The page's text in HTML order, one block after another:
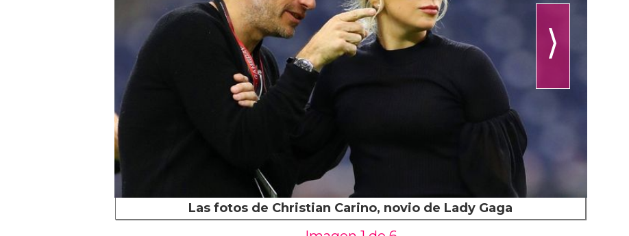
⟩
Las fotos de Christian Carino, novio de Lady Gaga